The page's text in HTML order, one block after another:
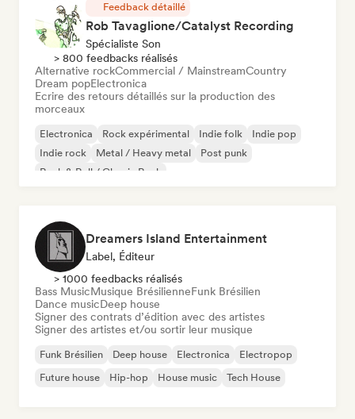
Feedback détaillé
Rob Tavaglione/Catalyst Recording
Spécialiste Son
> 800 feedbacks réalisés
Alternative rockCommercial / MainstreamCountry
Dream popElectronica
Ecrire des retours détaillés sur la production des
morceaux
Electronica Rock expérimental Indie folk
Indie pop
Indie rock
Metal / Heavy metal
Post punk
Rock & Roll / Classic Rock
Dreamers Island Entertainment
Label, Éditeur
> 1000 feedbacks réalisés
Bass MusicMusique BrésilienneFunk Brésilien
Dance musicDeep house
Signer des contrats d’édition avec des artistes
Signer des artistes et/ou sortir leur musique
Funk Brésilien Deep house Electronica
Electropop
Future house
Hip-hop House music Tech House